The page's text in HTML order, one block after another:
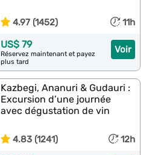
4.97 (1452) 11h
Voir
US$ 79
Réservez maintenant et payez
plus tard
Kazbegi, Ananuri & Gudauri :
Excursion d’une journée
avec dégustation de vin
4.83 (1241) 12h